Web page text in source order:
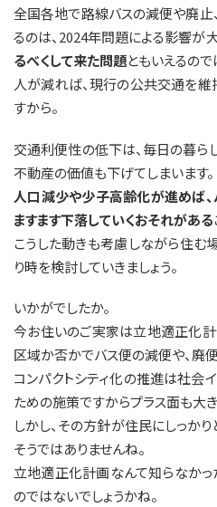
全国各地で路線バスの減便や廃止
るのは、2024年問題による影響が
るべくして来た問題ともいえるので
人が減れば、現行の公共交通を維
すから。
交通利便性の低下は、毎日の暮ら
不動産の価値も下げてしまいます。
人口減少や少子高齢化が進めば
ますます下落していくおそれがある
こうした動きも考慮しながら住む
り時を検討していきましょう。
いかがでしたか。
今お住いのご実家は立地適正化計
区域か否かでバス便の減便や、廃
コンパクトシティ化の推進は社会
ための施策ですからプラス面も大き
しかし、その方針が住民にしっか
そうではありませんね。
立地適正化計画なんて知らなかっ
のではないでしょうかね。